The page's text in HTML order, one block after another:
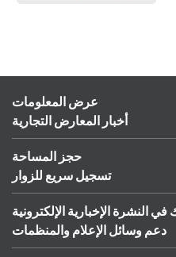
عرض المعلومات
أخبار المعارض التجارية
حجز المساحة
تسجيل سريع للزوار
في النشرة الإخبارية الإلكترونية
دعم وسائل الإعلام والمنظمات